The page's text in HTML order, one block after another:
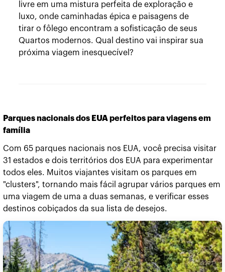
livre em uma mistura perfeita de exploração e
luxo, onde caminhadas épica e paisagens de
tirar o fôlego encontram a sofisticação de seus
Quartos modernos. Qual destino vai inspirar sua
próxima viagem inesquecível?
Parques nacionais dos EUA perfeitos para viagens em
família
Com 65 parques nacionais nos EUA, você precisa visitar
31 estados e dois territórios dos EUA para experimentar
todos eles. Muitos viajantes visitam os parques em
"clusters", tornando mais fácil agrupar vários parques em
uma viagem de uma a duas semanas, e verificar esses
destinos cobiçados da sua lista de desejos.